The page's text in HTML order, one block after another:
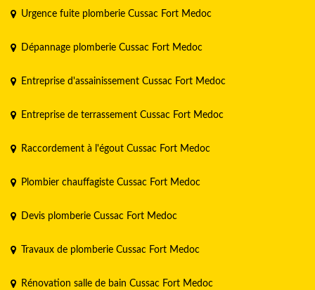
Urgence fuite plomberie Cussac Fort Medoc
Dépannage plomberie Cussac Fort Medoc
Entreprise d'assainissement Cussac Fort Medoc
Entreprise de terrassement Cussac Fort Medoc
Raccordement à l'égout Cussac Fort Medoc
Plombier chauffagiste Cussac Fort Medoc
Devis plomberie Cussac Fort Medoc
Travaux de plomberie Cussac Fort Medoc
Rénovation salle de bain Cussac Fort Medoc